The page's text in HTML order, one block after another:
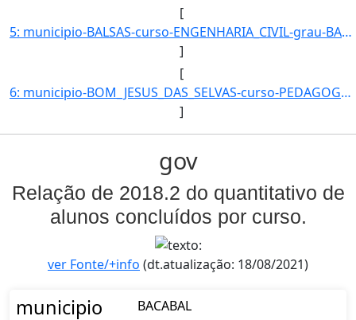
[
5: municipio-BALSAS-curso-ENGENHARIA_CIVIL-grau-BACHARELADO-turno-Matutino-modalidade-Presencial-nivel-]
]
[
6: municipio-BOM_JESUS_DAS_SELVAS-curso-PEDAGOGIA-grau-PRIMEIRA_LICENCIATURA-turno-Matutino_e_Vespertin]
]
gov
Relação de 2018.2 do quantitativo de
alunos concluídos por curso.
ver Fonte/+info (dt.atualização: 18/08/2021)
municipio BACABAL